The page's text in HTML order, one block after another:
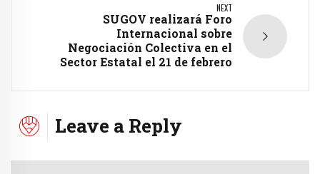
NEXT
SUGOV realizará Foro
Internacional sobre
Negociación Colectiva en el
Sector Estatal el 21 de febrero
Leave a Reply